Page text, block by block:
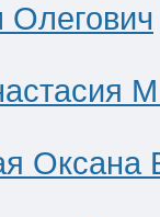
Оксана